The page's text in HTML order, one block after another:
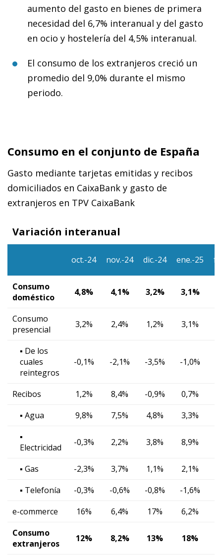
aumento del gasto en bienes de primera
necesidad del 6,7% interanual y del gasto
en ocio y hostelería del 4,5% interanual.
El consumo de los extranjeros creció un
promedio del 9,0% durante el mismo
periodo.
Consumo en el conjunto de España
Gasto mediante tarjetas emitidas y recibos
domiciliados en CaixaBank y gasto de
extranjeros en TPV CaixaBank
Variación interanual
oct.-24 nov.-24 dic.-24 ene.-25
Consumo
doméstico
4,8% 4,1% 3,2% 3,1%
Consumo
presencial
3,2% 2,4% 1,2% 3,1%
▪ De los
cuales
reintegros
-0,1% -2,1% -3,5% -1,0%
Recibos 1,2% 8,4% -0,9% 0,7%
▪ Agua
9,8% 7,5% 4,8% 3,3%
▪
Electricidad
-0,3% 2,2% 3,8% 8,9%
▪ Gas -2,3% 3,7% 1,1% 2,1%
▪ Telefonía
-0,3% -0,6% -0,8% -1,6%
e-commerce
16% 6,4% 17% 6,2%
Consumo
extranjeros
12% 8,2% 13% 18%